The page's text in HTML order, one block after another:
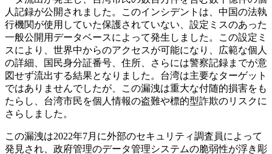
人記録が公開されました。このインシデントは、中国の法執
行機関が使用していた保護されていない、設定ミスのあった
一般公開用データベースによって発生しました。この設定ミ
スにより、世界中からのアクセスが可能になり、広範な個人
の詳細、国民身分証番号、住所、さらには警察記録までが意
図せず流出する結果となりました。台湾は主要なターゲット
ではありませんでしたが、この漏洩は重大な付随的損害をも
たらし、台湾市民を個人情報の盗難や標的型詐欺のリスクに
さらしました。
この漏洩は2022年7月に外部のセキュリティ調査員によって
発見され、政府管理のデータ管理システムの脆弱性が浮き彫